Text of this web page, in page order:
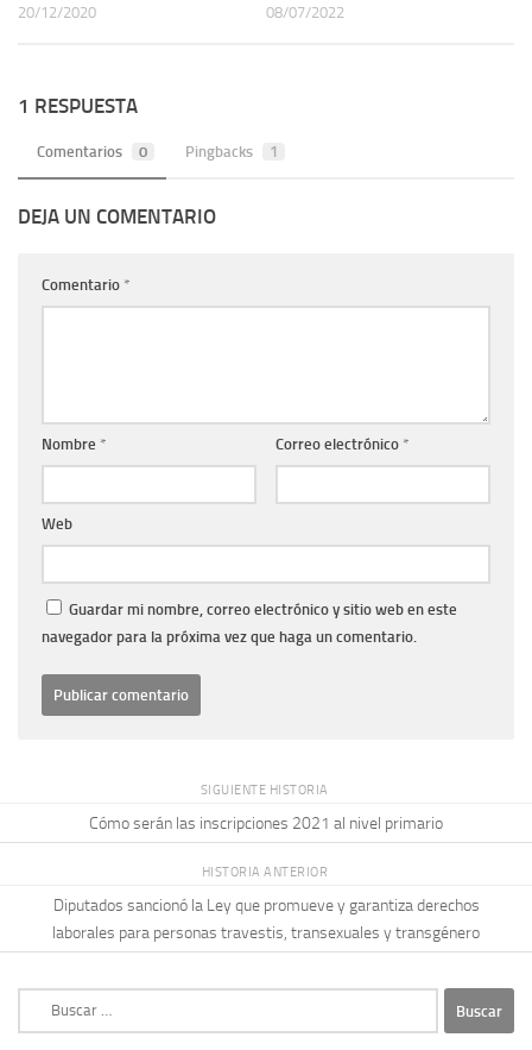
20/12/2020 08/07/2022
1 RESPUESTA
Comentarios 0 Pingbacks 1
DEJA UN COMENTARIO
Comentario *
Nombre * Correo electrónico *
Web
Guardar mi nombre, correo electrónico y sitio web en este
navegador para la próxima vez que haga un comentario.
SIGUIENTE HISTORIA
Cómo serán las inscripciones 2021 al nivel primario
HISTORIA ANTERIOR
Diputados sancionó la Ley que promueve y garantiza derechos
laborales para personas travestis, transexuales y transgénero